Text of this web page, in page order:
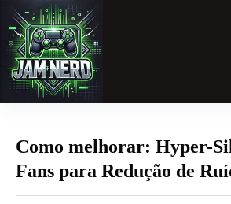
para
conteúdo
Como melhorar: Hyper-
Fans para Redução de